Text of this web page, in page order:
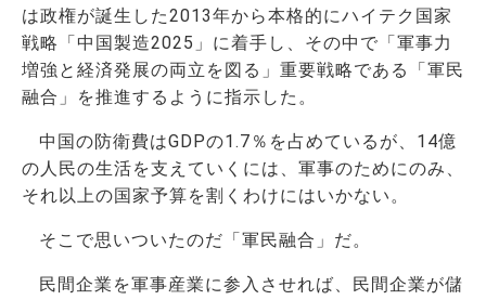
は政権が誕生した2013年から本格的にハイテク国家
戦略「中国製造2025」に着手し、その中で「軍事力
増強と経済発展の両立を図る」重要戦略である「軍民
融合」を推進するように指示した。
中国の防衛費はGDPの1.7％を占めているが、14億
の人民の生活を支えていくには、軍事のためにのみ、
それ以上の国家予算を割くわけにはいかない。
そこで思いついたのだ「軍民融合」だ。
民間企業を軍事産業に参入させれば、民間企業が儲